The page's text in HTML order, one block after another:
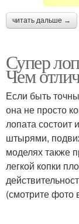
читать дальше →
Супер
Чем
Если быть
она не просто
лопата состоит
штырями,
моделях также
легкой копки
(смотрите фото